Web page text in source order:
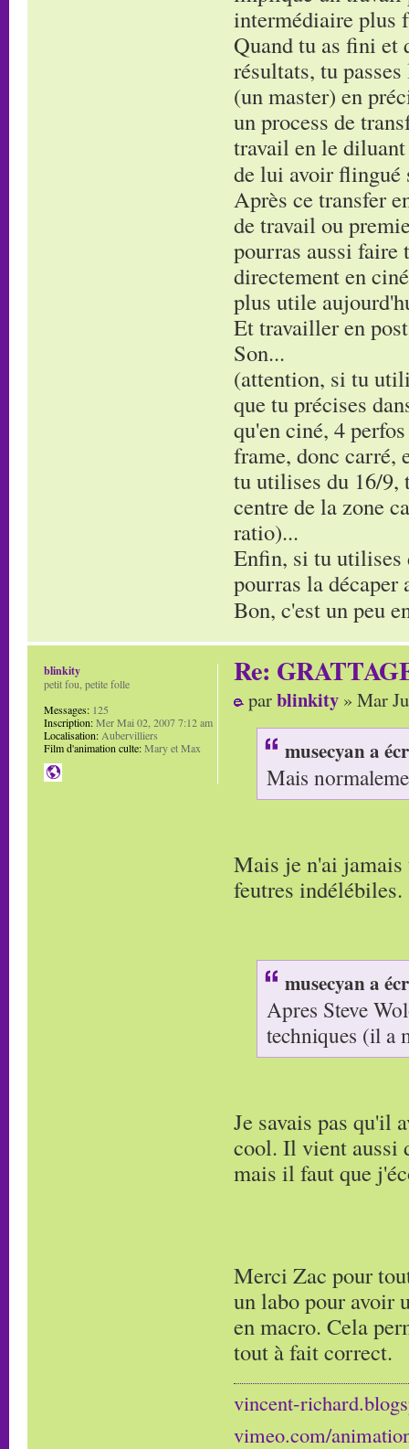
intermédiaire plus
Quand tu as fini et
résultats, tu
(un master) en
un process de
travail en le
de lui avoir flingué
Après ce transfer
de travail ou
pourras aussi
directement en
plus utile
Et travailler en
Son...
(attention, si tu
que tu précises
qu'en ciné, 4
frame, donc carré,
tu utilises du 16/9,
centre de la zone
ratio)...
Enfin, si tu utilises
pourras la décaper
Bon, c'est un peu
Re:
parblinkity » Mar
musecyan a
Mais
Mais je n'ai jamais
feutres indélébiles.
musecyan a
Apres Steve
techniques (il a
Je savais pas qu'il
cool. Il vient aussi
mais il faut que
Merci Zac pour
un labo pour avoir
en macro. Cela
tout à fait correct.
vincent-
vimeo.com/
blinkity
petit fou, petite folle
Messages: 125
Inscription:Mer Mai 02, 2007 7:12 am
Localisation: Aubervilliers
Film d'animation culte:Mary et Max